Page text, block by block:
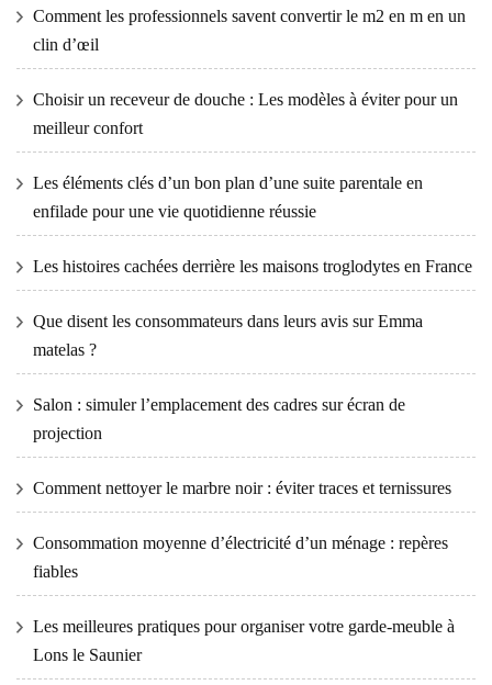
Comment les professionnels savent convertir le m2 en m en un
clin d’œil
Choisir un receveur de douche : Les modèles à éviter pour un
meilleur confort
Les éléments clés d’un bon plan d’une suite parentale en
enfilade pour une vie quotidienne réussie
Les histoires cachées derrière les maisons troglodytes en France
Que disent les consommateurs dans leurs avis sur Emma
matelas ?
Salon : simuler l’emplacement des cadres sur écran de
projection
Comment nettoyer le marbre noir : éviter traces et ternissures
Consommation moyenne d’électricité d’un ménage : repères
fiables
Les meilleures pratiques pour organiser votre garde-meuble à
Lons le Saunier